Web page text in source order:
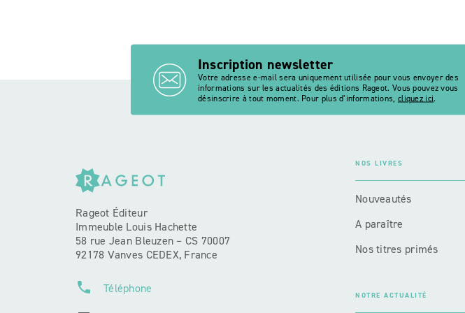
Inscription newsletter
Votre adresse e-mail sera uniquement utilisée pour vous envoyer des
informations sur les actualités des éditions Rageot. Vous pouvez vous
désinscrire à tout moment. Pour plus d’informations, cliquez ici.
Rageot Éditeur
Immeuble Louis Hachette
58 rue Jean Bleuzen – CS 70007
92178 Vanves CEDEX, France
phone Téléphone
NOS LIVRES
Nouveautés
A paraître
Nos titres primés
NOTRE ACTUALITÉ